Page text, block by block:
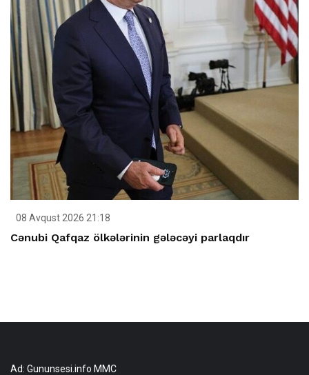
08 Avqust 2026 21:18
Cənubi Qafqaz ölkələrinin gələcəyi parlaqdır
Ad: Gununsesi.info MMC